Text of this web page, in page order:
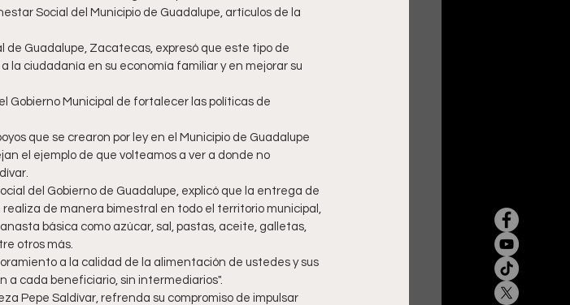
Social del Municipio de Guadalupe, artículos de la
de Guadalupe, Zacatecas, expresó que este tipo de
la ciudadanía en su economía familiar y en mejorar su
Gobierno Municipal de fortalecer las políticas de
que se crearon por ley en el Municipio de Guadalupe
el ejemplo de que volteamos a ver a donde no
del Gobierno de Guadalupe, explicó que la entrega de
realiza de manera bimestral en todo el territorio municipal,
básica como azúcar, sal, pastas, aceite, galletas,
otros más.
a la calidad de la alimentación de ustedes y sus
a cada beneficiario, sin intermediarios".
Pepe Saldívar, refrenda su compromiso de impulsar